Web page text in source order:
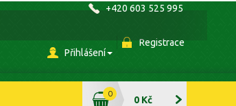
+420 603 525 995
Přihlášení
Registrace
0
0 Kč